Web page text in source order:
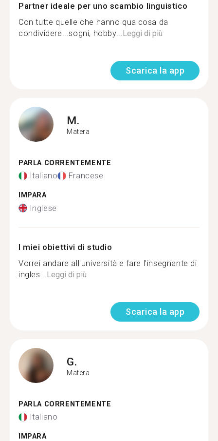
Partner ideale per uno scambio linguistico
Con tutte quelle che hanno qualcosa da
condividere...sogni, hobby... Leggi di più
Scarica la app
M.
Matera
PARLA CORRENTEMENTE
Italiano Francese
IMPARA
Inglese
I miei obiettivi di studio
Vorrei andare all'università e fare l'insegnante di
ingles... Leggi di più
Scarica la app
G.
Matera
PARLA CORRENTEMENTE
Italiano
IMPARA